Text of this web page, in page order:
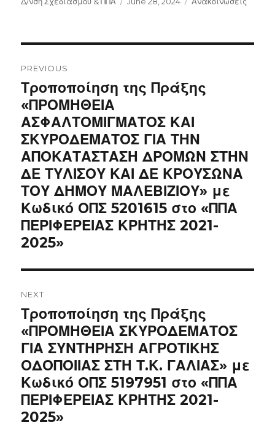
navigation
PREVIOUS
Previous
post:
Τροποποίηση της Πράξης
«ΠΡΟΜΗΘΕΙΑ
ΑΣΦΑΛΤΟΜΙΓΜΑΤΟΣ ΚΑΙ
ΣΚΥΡΟΔΕΜΑΤΟΣ ΓΙΑ ΤΗΝ
ΑΠΟΚΑΤΑΣΤΑΣΗ ΔΡΟΜΩΝ ΣΤΗΝ
ΔΕ ΤΥΛΙΣΟΥ ΚΑΙ ΔΕ ΚΡΟΥΣΩΝΑ
ΤΟΥ ΔΗΜΟΥ ΜΑΛΕΒΙΖΙΟΥ» με
Κωδικό ΟΠΣ 5201615 στο «ΠΠΑ
ΠΕΡΙΦΕΡΕΙΑΣ ΚΡΗΤΗΣ 2021-
2025»
NEXT
Next
post:
Τροποποίηση της Πράξης
«ΠΡΟΜΗΘΕΙΑ ΣΚΥΡΟΔΕΜΑΤΟΣ
ΓΙΑ ΣΥΝΤΗΡΗΣΗ ΑΓΡΟΤΙΚΗΣ
ΟΔΟΠΟΙΙΑΣ ΣΤΗ Τ.Κ. ΓΑΛΙΑΣ» με
Κωδικό ΟΠΣ 5197951 στο «ΠΠΑ
ΠΕΡΙΦΕΡΕΙΑΣ ΚΡΗΤΗΣ 2021-
2025»